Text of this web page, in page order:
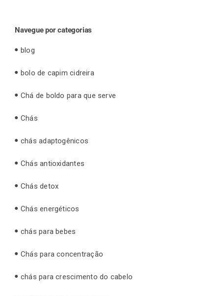
Navegue por categorias
blog
bolo de capim cidreira
Chá de boldo para que serve
Chás
chás adaptogênicos
Chás antioxidantes
Chás detox
Chás energéticos
chás para bebes
Chás para concentração
chás para crescimento do cabelo